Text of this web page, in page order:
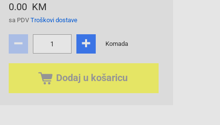
0.00 KM
sa PDV Troškovi dostave
Komada
Dodaj u košaricu